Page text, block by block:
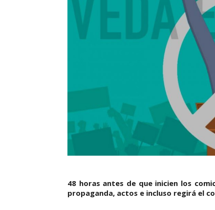
48 horas antes de que inicien los
propaganda, actos e incluso regirá el